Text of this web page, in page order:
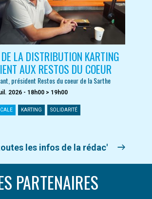
LA DISTRIBUTION KARTING
AUX RESTOS DU COEUR
président Restos du coeur de la Sarthe
2026 - 18h00 > 19h00
KARTING SOLIDARITÉ
les infos de la rédac'
PARTENAIRES